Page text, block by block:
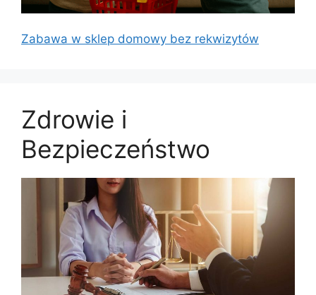
Zabawa w sklep domowy bez rekwizytów
Zdrowie i
Bezpieczeństwo